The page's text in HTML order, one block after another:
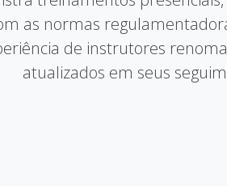
as normas
de instrutores
atualizados em seus